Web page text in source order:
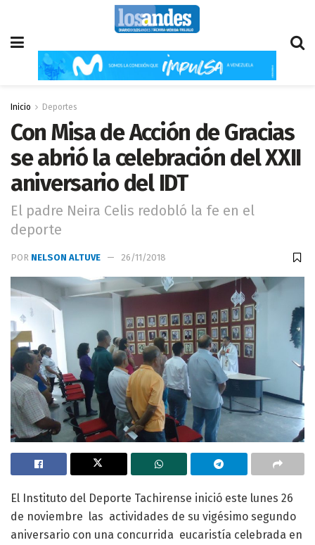
Inicio Deportes
Con Misa de Acción de Gracias
se abrió la celebración del XXII
aniversario del IDT
El padre Neira Celis redobló la fe en el
deporte
POR NELSON ALTUVE 26/11/2018
El Instituto del Deporte Tachirense inició este lunes 26
de noviembre las actividades de su vigésimo segundo
aniversario con una concurrida eucaristía celebrada en